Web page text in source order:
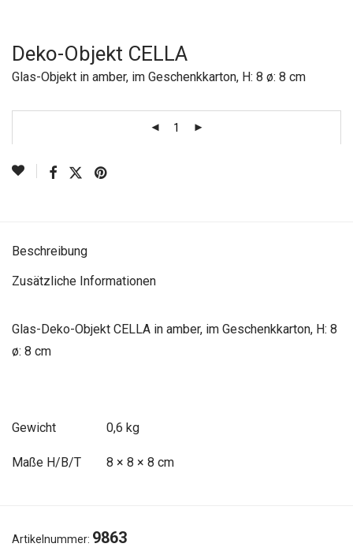
Deko-Objekt CELLA
Glas-Objekt in amber, im Geschenkkarton, H: 8 ø: 8 cm
Beschreibung
Zusätzliche Informationen
Glas-Deko-Objekt CELLA in amber, im Geschenkkarton, H: 8
ø: 8 cm
Gewicht 0,6 kg
Maße 8 × 8 × 8 cm
Artikelnummer: 9863